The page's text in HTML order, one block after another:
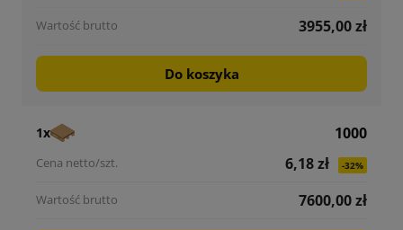
3955,00 zł
Do koszyka
1x
1000
6,18 zł
-32%
7600,00 zł